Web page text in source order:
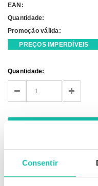
Consentir
EAN:
Quantidade:
Promoção válida:
PREÇOS IMPERDÍVEIS
Current
Stock:
Quantidade:
DECREASE
QUANTITY:
INCREASE